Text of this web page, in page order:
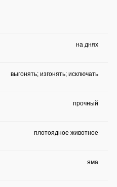
на днях
выгонять; изгонять; исключать
прочный
плотоядное животное
яма